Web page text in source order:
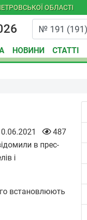
ОБЛАСТІ
НОВИНИ СТАТТІ
487
в прес-
і
встановлюють